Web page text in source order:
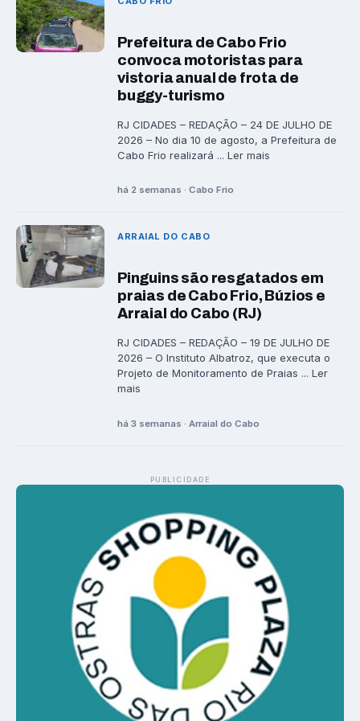
Prefeitura de Cabo Frio
convoca motoristas para
vistoria anual de frota de
buggy-turismo
RJ CIDADES – REDAÇÃO – 24 DE JULHO DE
2026 – No dia 10 de agosto, a Prefeitura de
Cabo Frio realizará ... Ler mais
há 2 semanas · Cabo Frio
ARRAIAL DO CABO
Pinguins são resgatados em
praias de Cabo Frio, Búzios e
Arraial do Cabo (RJ)
RJ CIDADES – REDAÇÃO – 19 DE JULHO DE
2026 – O Instituto Albatroz, que executa o
Projeto de Monitoramento de Praias ... Ler
mais
há 3 semanas · Arraial do Cabo
PUBLICIDADE